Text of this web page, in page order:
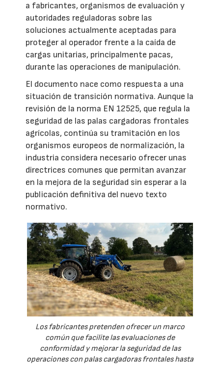
a fabricantes, organismos de evaluación y
autoridades reguladoras sobre las
soluciones actualmente aceptadas para
proteger al operador frente a la caída de
cargas unitarias, principalmente pacas,
durante las operaciones de manipulación.
El documento nace como respuesta a una
situación de transición normativa. Aunque la
revisión de la norma EN 12525, que regula la
seguridad de las palas cargadoras frontales
agrícolas, continúa su tramitación en los
organismos europeos de normalización, la
industria considera necesario ofrecer unas
directrices comunes que permitan avanzar
en la mejora de la seguridad sin esperar a la
publicación definitiva del nuevo texto
normativo.
Los fabricantes pretenden ofrecer un marco
común que facilite las evaluaciones de
conformidad y mejorar la seguridad de las
operaciones con palas cargadoras frontales hasta